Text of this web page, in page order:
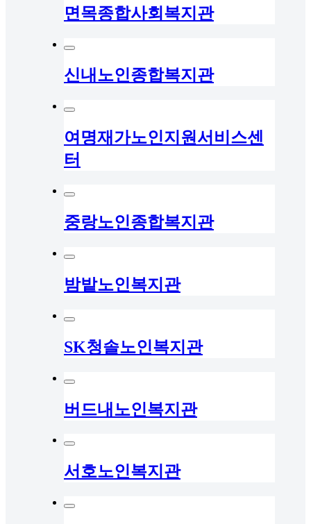
면목종합사회복지관
신내노인종합복지관
여명재가노인지원서비스센
터
중랑노인종합복지관
밤밭노인복지관
SK청솔노인복지관
버드내노인복지관
서호노인복지관